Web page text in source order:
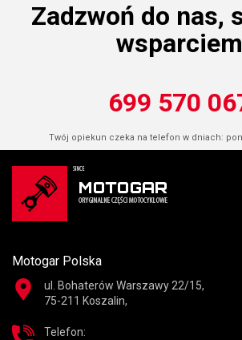
Zadzwoń do nas,
wsparciem
699 570
Twój opiekun czeka na telefon w dniach: pon.
Motogar Polska
ul. Bohaterów Warszawy 22/15,
75-211 Koszalin,
Telefon: